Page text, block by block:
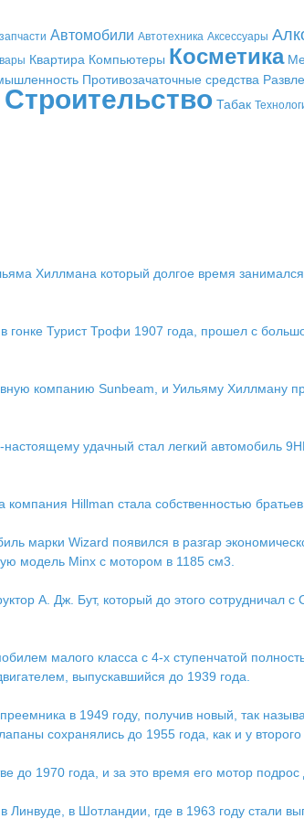
Автомобили Автотехника Аксессуары
Квартира Компьютеры Косметика
Противозачаточные средства
Строительство Табак
Хиллмана который долгое время
гонке Турист Трофи 1907 года, прошел с
компанию Sunbeam, и Уильяму Хиллману
удачный стал легкий
Hillman стала собственностью
марки Wizard появился в разгар
модель Minx с мотором в 1185 см3.
А. Дж. Бут, который до этого сотрудничал
малого класса с 4-х ступенчатой
выпускавшийся до 1939 года.
в 1949 году, получив новый, так
сохранялись до 1955 года, как и у второго
до 1970 года, и за это время его мотор подрос
Линвуде, в Шотландии, где в 1963 году стали